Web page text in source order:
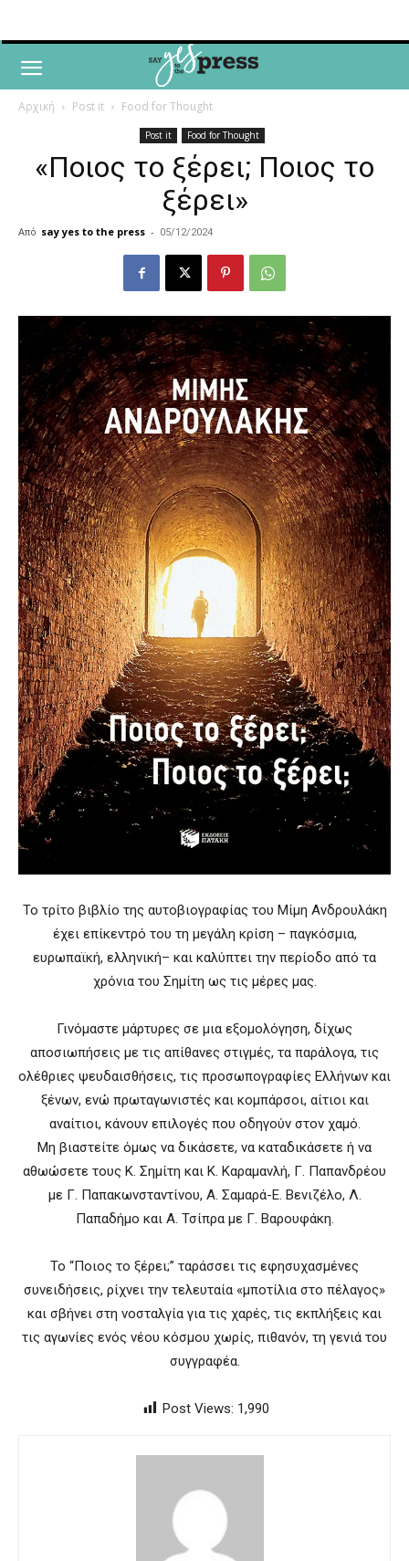
Αρχική Post it Food for Thought
Post it Food for Thought
«Ποιος το ξέρει; Ποιος το
ξέρει»
Από say yes to the press - 05/12/2024
Το τρίτο βιβλίο της αυτοβιογραφίας του Μίμη Ανδρουλάκη
έχει επίκεντρό του τη μεγάλη κρίση – παγκόσμια,
ευρωπαϊκή, ελληνική– και καλύπτει την περίοδο από τα
χρόνια του Σημίτη ως τις μέρες μας.
Γινόμαστε μάρτυρες σε μια εξομολόγηση, δίχως
αποσιωπήσεις με τις απίθανες στιγμές, τα παράλογα, τις
ολέθριες ψευδαισθήσεις, τις προσωπογραφίες Ελλήνων και
ξένων, ενώ πρωταγωνιστές και κομπάρσοι, αίτιοι και
αναίτιοι, κάνουν επιλογές που οδηγούν στον χαμό.
Μη βιαστείτε όμως να δικάσετε, να καταδικάσετε ή να
αθωώσετε τους Κ. Σημίτη και Κ. Καραμανλή, Γ. Παπανδρέου
με Γ. Παπακωνσταντίνου, Α. Σαμαρά-Ε. Βενιζέλο, Λ.
Παπαδήμο και Α. Τσίπρα με Γ. Βαρουφάκη.
Το “Ποιος το ξέρει;” ταράσσει τις εφησυχασμένες
συνειδήσεις, ρίχνει την τελευταία «μποτίλια στο πέλαγος»
και σβήνει στη νοσταλγία για τις χαρές, τις εκπλήξεις και
τις αγωνίες ενός νέου κόσμου χωρίς, πιθανόν, τη γενιά του
συγγραφέα.
Post Views: 1,990